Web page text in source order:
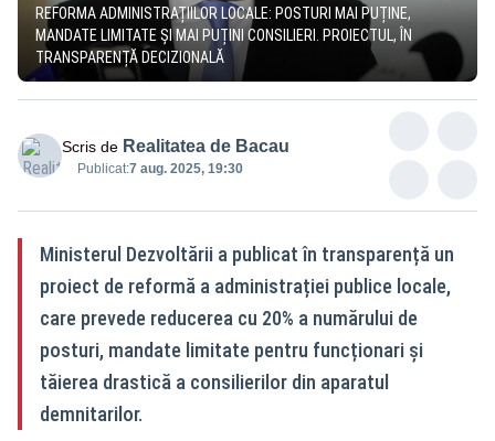
REFORMA ADMINISTRAȚIILOR LOCALE: POSTURI MAI PUȚINE,
MANDATE LIMITATE ȘI MAI PUȚINI CONSILIERI. PROIECTUL, ÎN
TRANSPARENȚĂ DECIZIONALĂ
Scris de Realitatea de Bacau
Publicat:7 aug. 2025, 19:30
Ministerul Dezvoltării a publicat în transparență un
proiect de reformă a administrației publice locale,
care prevede reducerea cu 20% a numărului de
posturi, mandate limitate pentru funcționari și
tăierea drastică a consilierilor din aparatul
demnitarilor.